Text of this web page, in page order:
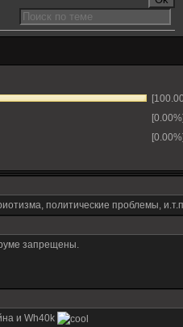
политические проблемы,
запрещены.
и Wh40k